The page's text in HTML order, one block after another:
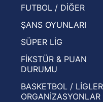
haberleri
FUTBOL / DİĞER
ŞANS OYUNLARI
SÜPER LİG
FİKSTÜR & PUAN
DURUMU
BASKETBOL /
ORGANİZASYONLAR